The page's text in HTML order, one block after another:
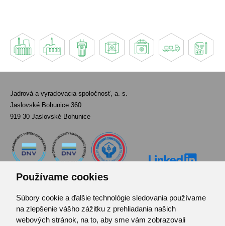
Používame cookies
Súbory cookie a ďalšie technológie sledovania používame
na zlepšenie vášho zážitku z prehliadania našich
webových stránok, na to, aby sme vám zobrazovali
Jadrová a vyraďovacia spoločnosť, a. s.
Jaslovské Bohunice 360
919 30 Jaslovské Bohunice
Kontakt
Pozvánka do infocentra
Zoznam použitých skratiek